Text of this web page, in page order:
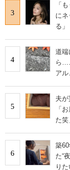
3
「
に
る」
4
道端
ら
ア
5
夫
「
た
6
築
た“
りた